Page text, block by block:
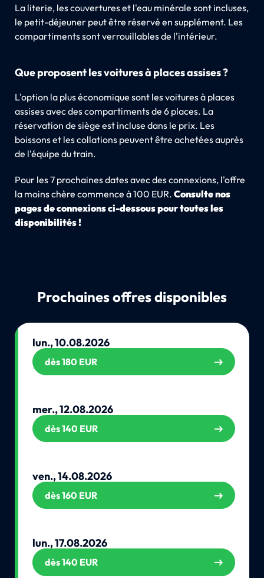
La literie, les couvertures et l'eau minérale sont incluses,
le petit-déjeuner peut être réservé en supplément. Les
compartiments sont verrouillables de l'intérieur.
Que proposent les voitures à places assises ?
L'option la plus économique sont les voitures à places
assises avec des compartiments de 6 places. La
réservation de siège est incluse dans le prix. Les
boissons et les collations peuvent être achetées auprès
de l'équipe du train.
Pour les 7 prochaines dates avec des connexions, l'offre
la moins chère commence à 100 EUR. Consulte nos
pages de connexions ci-dessous pour toutes les
disponibilités !
Prochaines offres disponibles
lun., 10.08.2026
dès 180 EUR
mer., 12.08.2026
dès 140 EUR
ven., 14.08.2026
dès 160 EUR
lun., 17.08.2026
dès 140 EUR